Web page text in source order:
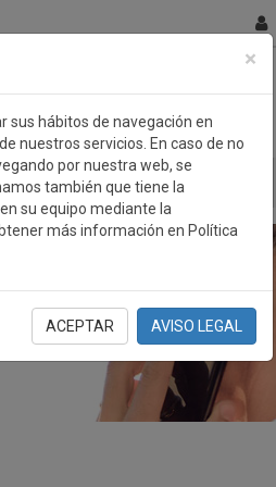
×
sus hábitos de navegación en
nuestros servicios. En caso de no
por nuestra web, se
también que tiene la
su equipo mediante la
más información en Política
ACEPTAR AVISO LEGAL
PLACAS REGALOS